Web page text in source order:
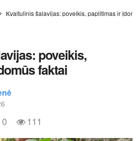
Kvaitulinis šalavijas: poveikis, paplitimas ir
poveikis,
faktai
0 111